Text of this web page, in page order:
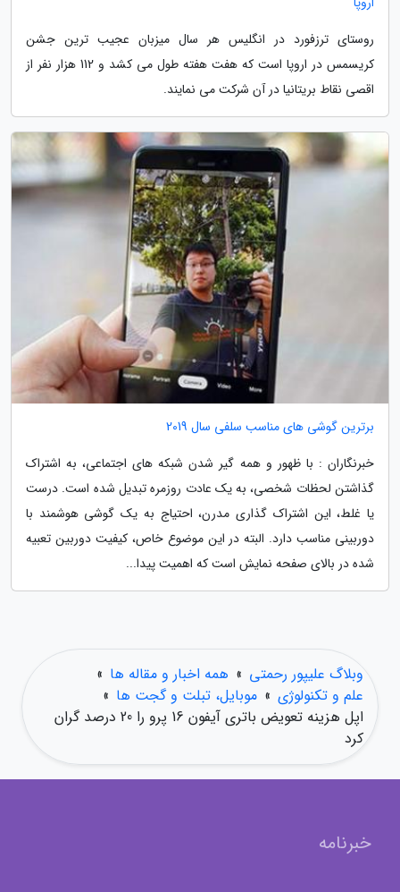
روستای ترزفورد در انگلیس هر سال میزبان عجیب ترین جشن
کریسمس در اروپا است که هفت هفته طول می کشد و 112 هزار نفر از
اقصی نقاط بریتانیا در آن شرکت می نمایند.
برترین گوشی های مناسب سلفی سال 2019
خبرنگاران : با ظهور و همه گیر شدن شبکه های اجتماعی، به اشتراک
گذاشتن لحظات شخصی، به یک عادت روزمره تبدیل شده است. درست
یا غلط، این اشتراک گذاری مدرن، احتیاج به یک گوشی هوشمند با
دوربینی مناسب دارد. البته در این موضوع خاص، کیفیت دوربین تعبیه
شده در بالای صفحه نمایش است که اهمیت پیدا...
وبلاگ علیپور رحمتی » همه اخبار و مقاله ها »
علم و تکنولوژی » موبایل، تبلت و گجت ها »
اپل هزینه تعویض باتری آیفون 16 پرو را 20 درصد گران
کرد
خبرنامه